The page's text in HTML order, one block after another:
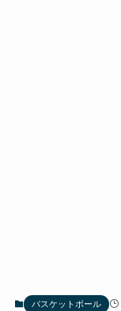
バスケットボール